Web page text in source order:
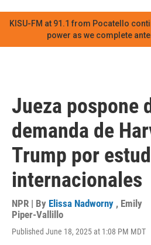
KISU-FM at 91.1 from Pocatello
power as we complete
Jueza pospone
demanda de
Trump por
internacionales
NPR | By Elissa Nadworny , Emily
Piper-Vallillo
Published June 18, 2025 at 1:08 PM MDT